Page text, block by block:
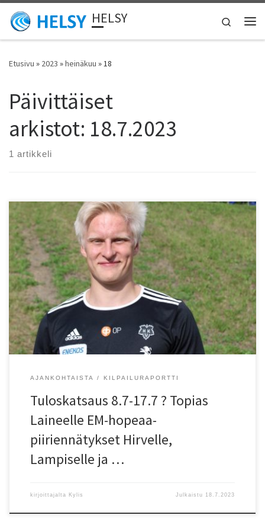
Skip to content HELSY
Search
Etusivu » 2023 »heinäkuu »18
Päivittäiset
arkistot: 18.7.2023
1 artikkeli
Espoon U23 EM-kilpailuissa Helsingin Kisa-Veikkojen Topias Laine
heitti EM-hopeaa keihäässä. HKV:n Janette Vänttinen juoksi 3000
metrin esteissä naisten ja 22-vuotisten piiriennätyksen 10.16,79.
Espoon Tapioiden Anna Pursiainen juoksi 100:n ja 200:n metrin
alkuerissä. Pikaviestissä Tapioiden Julia Ihantola ja Pursiainen
selvittiv?t alkuerät. Loppukilpailussa Suomi hyl?ttiin. Piiriennätyksiä
paranneltiin myös Urjalassa. KU-58:n Mico […]
AJANKOHTAISTA KILPAILURAPORTTI
Tuloskatsaus 8.7-17.7 ? Topias
Laineelle EM-hopeaa-
piiriennätykset Hirvelle,
Lampiselle ja …
kirjoittajalta Kylis Julkaistu 18.7.2023